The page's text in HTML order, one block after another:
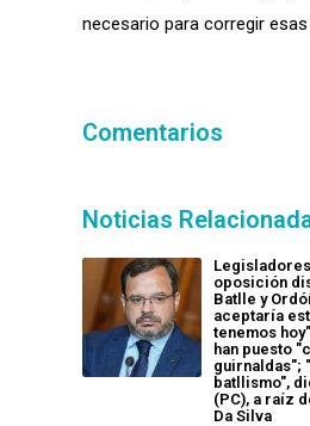
necesario para corregir
Comentarios
Noticias
oposición
Batlle y
aceptaría
tenemos
han puesto
guirnaldas";
batllismo",
(PC), a raíz
Da Silva